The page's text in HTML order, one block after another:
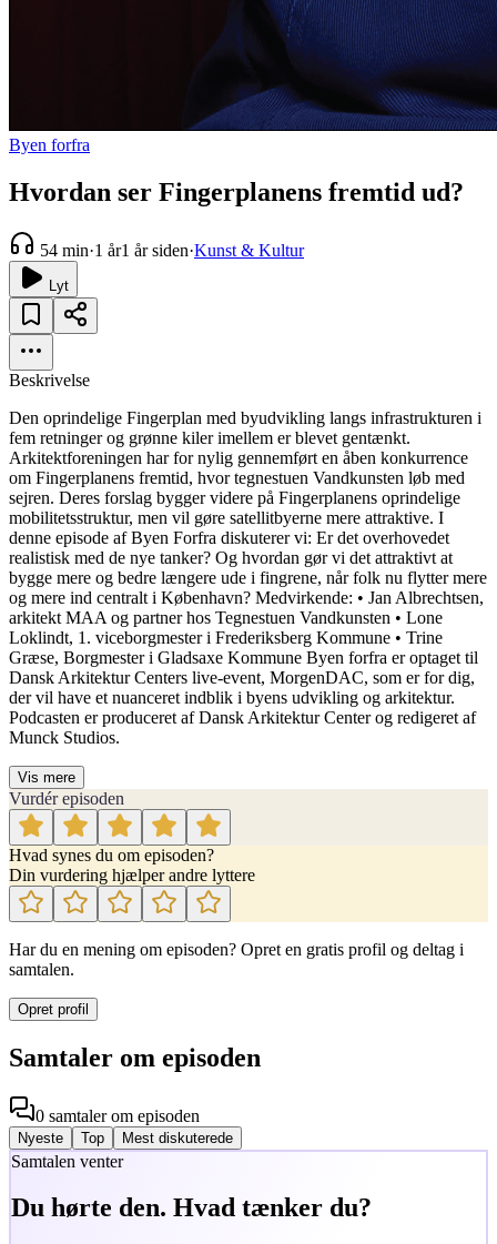
Byen forfra
Hvordan ser Fingerplanens fremtid ud?
54 min·1 år1 år siden·Kunst & Kultur
Lyt
Beskrivelse
Den oprindelige Fingerplan med byudvikling langs infrastrukturen i
fem retninger og grønne kiler imellem er blevet gentænkt.
Arkitektforeningen har for nylig gennemført en åben konkurrence
om Fingerplanens fremtid, hvor tegnestuen Vandkunsten løb med
sejren. Deres forslag bygger videre på Fingerplanens oprindelige
mobilitetsstruktur, men vil gøre satellitbyerne mere attraktive. I
denne episode af Byen Forfra diskuterer vi: Er det overhovedet
realistisk med de nye tanker? Og hvordan gør vi det attraktivt at
bygge mere og bedre længere ude i fingrene, når folk nu flytter mere
og mere ind centralt i København? Medvirkende: • Jan Albrechtsen,
arkitekt MAA og partner hos Tegnestuen Vandkunsten • Lone
Loklindt, 1. viceborgmester i Frederiksberg Kommune • Trine
Græse, Borgmester i Gladsaxe Kommune Byen forfra er optaget til
Dansk Arkitektur Centers live-event, MorgenDAC, som er for dig,
der vil have et nuanceret indblik i byens udvikling og arkitektur.
Podcasten er produceret af Dansk Arkitektur Center og redigeret af
Munck Studios.
Vis mere
Vurdér episoden
Hvad synes du om episoden?
Din vurdering hjælper andre lyttere
Har du en mening om episoden? Opret en gratis profil og deltag i
samtalen.
Opret profil
Samtaler om episoden
0 samtalerom episoden
Nyeste Top Mest diskuterede
Samtalen venter
Du hørte den. Hvad tænker du?